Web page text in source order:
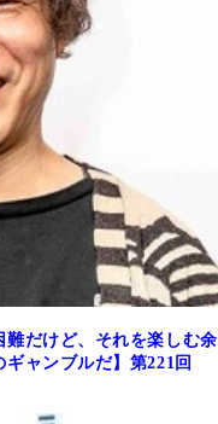
だけど、それを楽しむ余
ャンブルだ】第221回